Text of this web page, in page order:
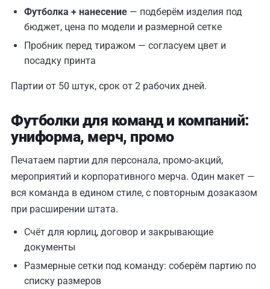
Футболка + нанесение — подберём изделия под
бюджет, цена по модели и размерной сетке
Пробник перед тиражом — согласуем цвет и
посадку принта
Партии от 50 штук, срок от 2 рабочих дней.
Футболки для команд и компаний:
униформа, мерч, промо
Печатаем партии для персонала, промо-акций,
мероприятий и корпоративного мерча. Один макет —
вся команда в едином стиле, с повторным дозаказом
при расширении штата.
Счёт для юрлиц, договор и закрывающие
документы
Размерные сетки под команду: соберём партию по
списку размеров